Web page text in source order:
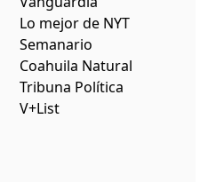
Lo mejor de NYT
Semanario
Coahuila Natural
Tribuna Política
V+List